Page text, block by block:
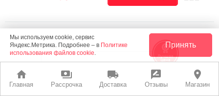
home
Главная
payments
Рассрочка
local_shipping
Доставка
rate_review
Отзывы
place
Магазин
Мы используем cookie, сервис
Яндекс.Метрика. Подробнее – в Политике
использования файлов cookie.
Принять